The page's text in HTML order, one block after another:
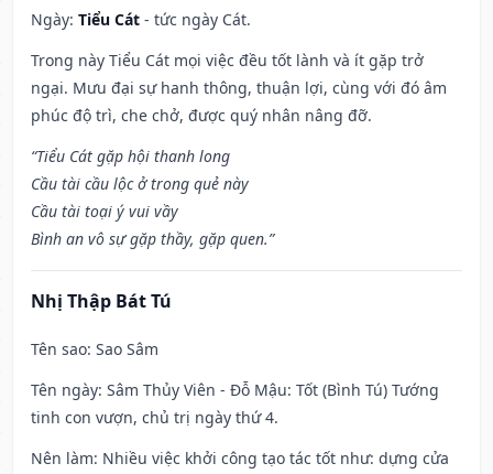
Ngày: Tiểu Cát - tức ngày Cát.
Trong này Tiểu Cát mọi việc đều tốt lành và ít gặp trở
ngại. Mưu đại sự hanh thông, thuận lợi, cùng với đó âm
phúc độ trì, che chở, được quý nhân nâng đỡ.
“Tiểu Cát gặp hội thanh long
Cầu tài cầu lộc ở trong quẻ này
Cầu tài toại ý vui vầy
Bình an vô sự gặp thầy, gặp quen.”
Nhị Thập Bát Tú
Tên sao: Sao Sâm
Tên ngày: Sâm Thủy Viên - Đỗ Mậu: Tốt (Bình Tú) Tướng
tinh con vượn, chủ trị ngày thứ 4.
Nên làm: Nhiều việc khởi công tạo tác tốt như: dựng cửa